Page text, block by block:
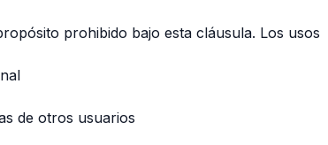
prohibido bajo esta cláusula. Los usos
de otros usuarios